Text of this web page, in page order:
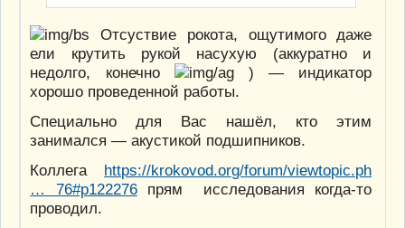
Отсуствие рокота, ощутимого даже
ели крутить рукой насухую (аккуратно и
недолго, конечно
) — индикатор
хорошо проведенной работы.
Специально для Вас нашёл, кто этим
занимался — акустикой подшипников.
Коллега https://krokovod.org/forum/viewtopic.ph
… 76#p122276прям исследования когда-то
проводил.